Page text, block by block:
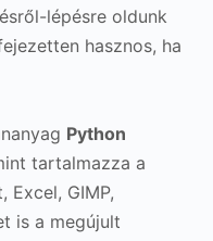
lépésre oldunk
hasznos, ha
Python
tartalmazza a
Excel, GIMP,
is a megújult